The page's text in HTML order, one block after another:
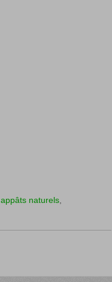
appâts naturels,